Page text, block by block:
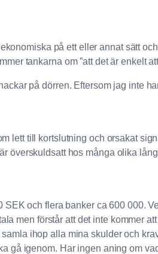
på ett eller annat sätt
tankarna om ”att det är enkelt
på dörren. Eftersom jag inte
lett till kortslutning och orsakat
överskuldsatt hos många olika
och flera banker ca 600 000.
men förstår att det inte kommer
ihop alla mina skulder och
gå igenom. Har ingen aning om